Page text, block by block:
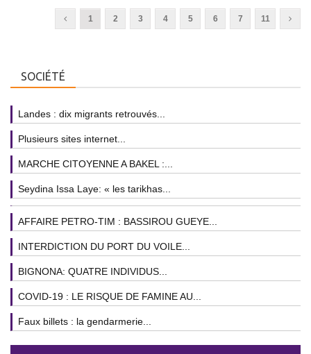
1 2 3 4 5 6 7 11
SOCIÉTÉ
Landes : dix migrants retrouvés...
Plusieurs sites internet...
MARCHE CITOYENNE A BAKEL :...
Seydina Issa Laye: « les tarikhas...
AFFAIRE PETRO-TIM : BASSIROU GUEYE...
INTERDICTION DU PORT DU VOILE...
BIGNONA: QUATRE INDIVIDUS...
COVID-19 : LE RISQUE DE FAMINE AU...
Faux billets : la gendarmerie...